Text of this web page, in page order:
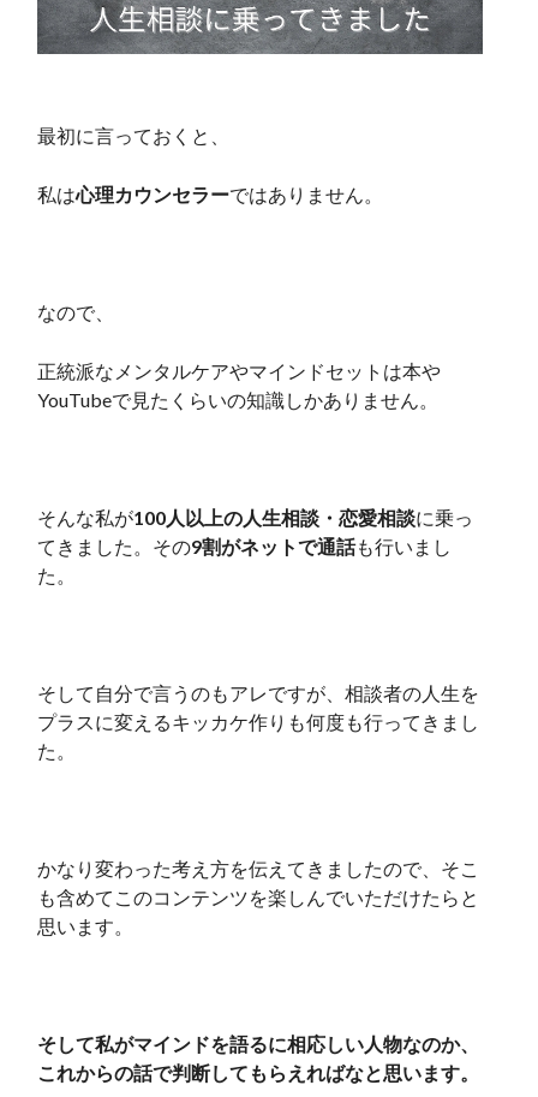
最初に言っておくと、
私は心理カウンセラーではありません。
なので、
正統派なメンタルケアやマインドセットは本や
YouTubeで見たくらいの知識しかありません。
そんな私が100人以上の人生相談・恋愛相談に乗っ
てきました。その9割がネットで通話も行いまし
た。
そして自分で言うのもアレですが、相談者の人生を
プラスに変えるキッカケ作りも何度も行ってきまし
た。
かなり変わった考え方を伝えてきましたので、そこ
も含めてこのコンテンツを楽しんでいただけたらと
思います。
そして私がマインドを語るに相応しい人物なのか、
これからの話で判断してもらえればなと思います。